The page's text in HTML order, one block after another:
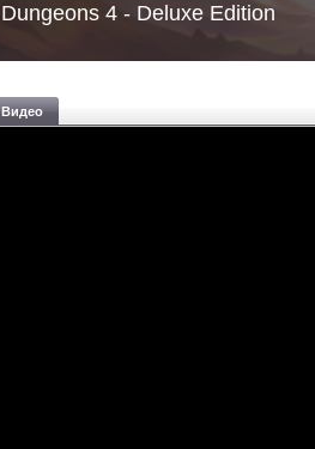
Dungeons 4 - Deluxe Edition
Видео